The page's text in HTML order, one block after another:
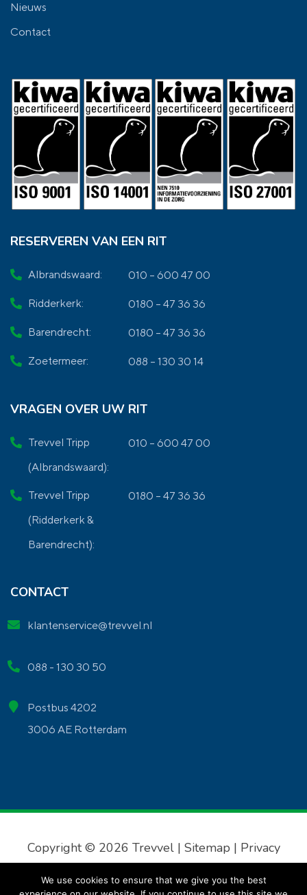
Nieuws
Contact
RESERVEREN VAN EEN RIT
Albrandswaard: 010 – 600 47 00
Ridderkerk: 0180 – 47 36 36
Barendrecht: 0180 – 47 36 36
Zoetermeer: 088 – 130 30 14
VRAGEN OVER UW RIT
Trevvel Tripp
(Albrandswaard):
010 – 600 47 00
Trevvel Tripp
(Ridderkerk &
Barendrecht):
0180 – 47 36 36
CONTACT
klantenservice@trevvel.nl
088 - 130 30 50
Postbus 4202
3006 AE Rotterdam
Copyright © 2026 Trevvel | Sitemap | Privacy
We use cookies to ensure that we give you the best